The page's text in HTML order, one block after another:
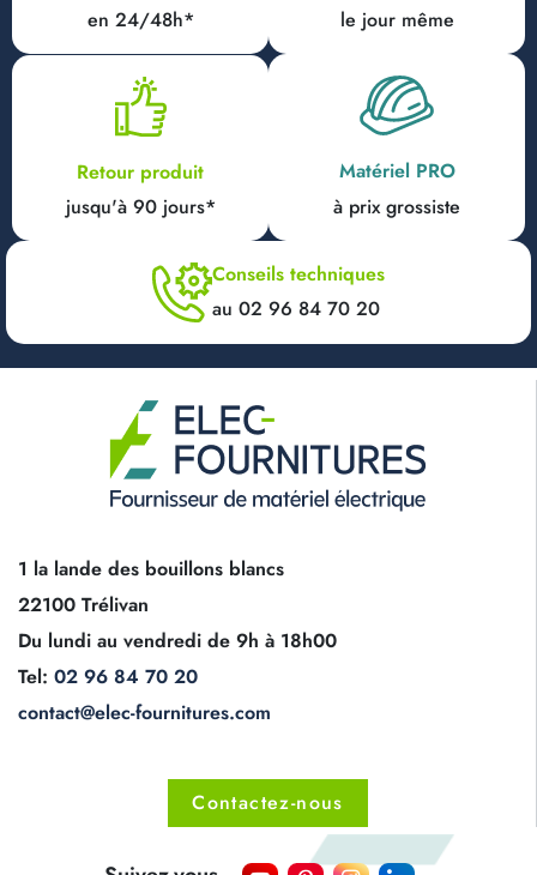
en 24/48h*
le jour même
Retour produit
jusqu'à 90 jours*
Matériel PRO
à prix grossiste
Conseils techniques
au 02 96 84 70 20
1 la lande des bouillons blancs
22100 Trélivan
Du lundi au vendredi de 9h à 18h00
Tel: 02 96 84 70 20
contact@elec-fournitures.com
Contactez-nous